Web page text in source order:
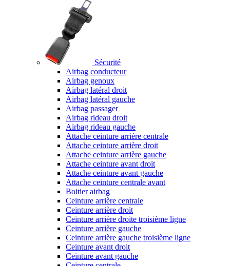
Sécurité
Airbag conducteur
Airbag genoux
Airbag latéral droit
Airbag latéral gauche
Airbag passager
Airbag rideau droit
Airbag rideau gauche
Attache ceinture arrière centrale
Attache ceinture arrière droit
Attache ceinture arrière gauche
Attache ceinture avant droit
Attache ceinture avant gauche
Attache ceinture centrale avant
Boitier airbag
Ceinture arrière centrale
Ceinture arrière droit
Ceinture arrière droite troisième ligne
Ceinture arrière gauche
Ceinture arrière gauche troisième ligne
Ceinture avant droit
Ceinture avant gauche